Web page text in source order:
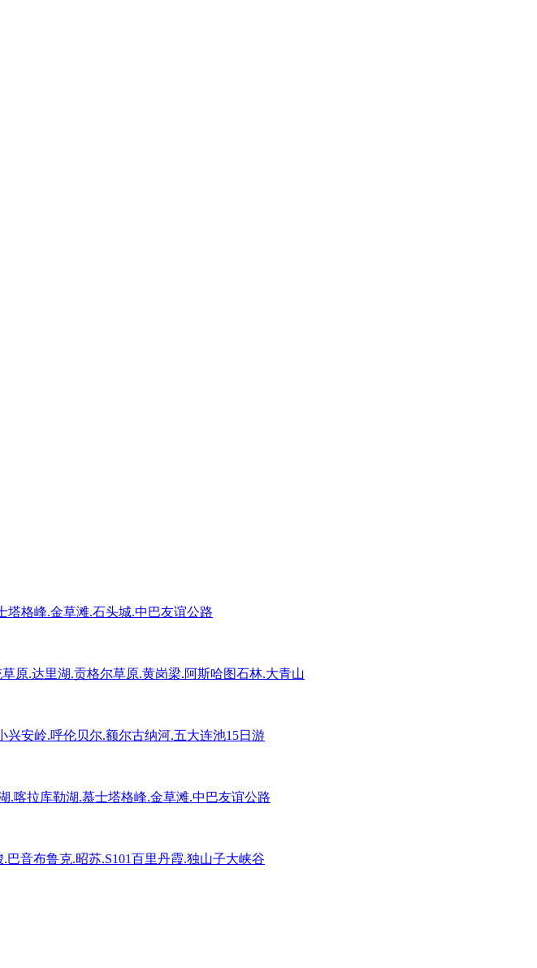
塔格峰.金草滩.石头城.中巴友谊公路
原.达里湖.贡格尔草原.黄岗梁.阿斯哈图石林.大青山
兴安岭.呼伦贝尔.额尔古纳河.五大连池15日游
.喀拉库勒湖.慕士塔格峰.金草滩.中巴友谊公路
音布鲁克.昭苏.S101百里丹霞.独山子大峡谷